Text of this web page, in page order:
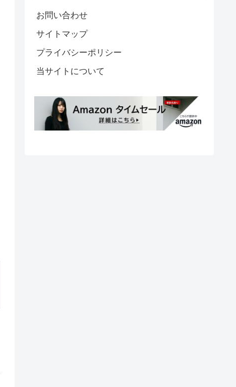
お問い合わせ
サイトマップ
プライバシーポリシー
当サイトについて